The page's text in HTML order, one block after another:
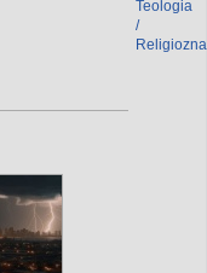
Teologia
/